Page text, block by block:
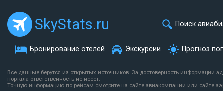
SkyStats.ru Поиск
Бронирование отелей Экскурсии Прогноз
Все данные берутся из открытых источников. За достоверность информации
портала ответственность не несет.
Точную информацию по рейсам смотрите на сайте авиакомпании или сайте